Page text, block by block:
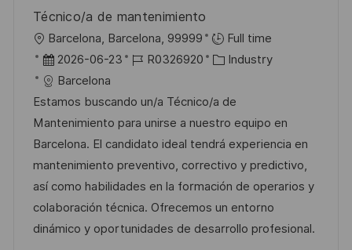
h
u
n
g
r
ö
f
f
e
n
t
l
i
c
h
Técnico/a de mantenimiento
O
r
t
Barcelona, Barcelona, 99999
Full time
D
a
t
u
m
d
e
r
V
2026-06-23
J
b
-
I
D
R0326920
K
t
e
g
o
r
e
Industry
Barcelona
Estamos buscando un/a Técnico/a de
Mantenimiento para unirse a nuestro equipo en
Barcelona. El candidato ideal tendrá experiencia en
mantenimiento preventivo, correctivo y predictivo,
así como habilidades en la formación de operarios y
colaboración técnica. Ofrecemos un entorno
dinámico y oportunidades de desarrollo profesional.